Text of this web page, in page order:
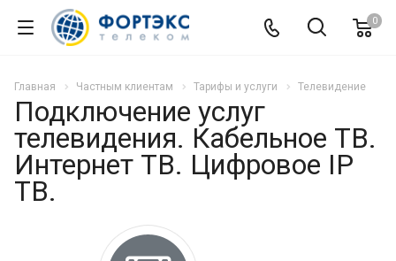
0
Главная Частным клиентам Тарифы и услуги Телевидение
Подключение услуг
телевидения. Кабельное ТВ.
Интернет ТВ. Цифровое IP
ТВ.